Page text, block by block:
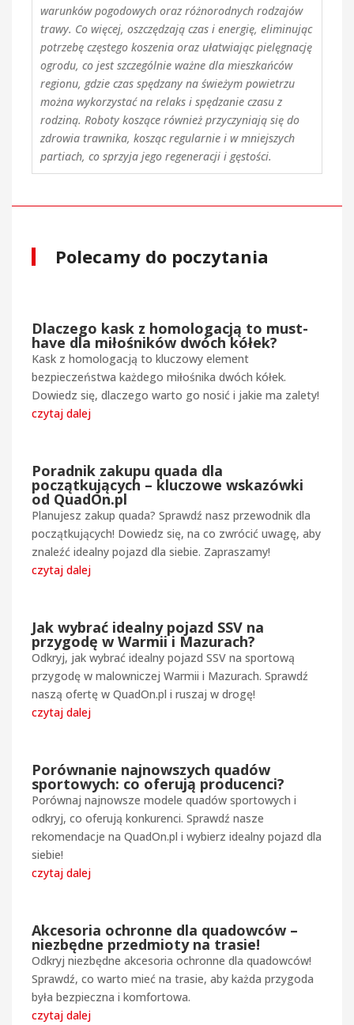
warunków pogodowych oraz różnorodnych rodzajów
trawy. Co więcej, oszczędzają czas i energię, eliminując
potrzebę częstego koszenia oraz ułatwiając pielęgnację
ogrodu, co jest szczególnie ważne dla mieszkańców
regionu, gdzie czas spędzany na świeżym powietrzu
można wykorzystać na relaks i spędzanie czasu z
rodziną. Roboty koszące również przyczyniają się do
zdrowia trawnika, kosząc regularnie i w mniejszych
partiach, co sprzyja jego regeneracji i gęstości.
Polecamy do poczytania
Dlaczego kask z homologacją to must-
have dla miłośników dwóch kółek?
Kask z homologacją to kluczowy element
bezpieczeństwa każdego miłośnika dwóch kółek.
Dowiedz się, dlaczego warto go nosić i jakie ma zalety!
czytaj dalej
Poradnik zakupu quada dla
początkujących – kluczowe wskazówki
od QuadOn.pl
Planujesz zakup quada? Sprawdź nasz przewodnik dla
początkujących! Dowiedz się, na co zwrócić uwagę, aby
znaleźć idealny pojazd dla siebie. Zapraszamy!
czytaj dalej
Jak wybrać idealny pojazd SSV na
przygodę w Warmii i Mazurach?
Odkryj, jak wybrać idealny pojazd SSV na sportową
przygodę w malowniczej Warmii i Mazurach. Sprawdź
naszą ofertę w QuadOn.pl i ruszaj w drogę!
czytaj dalej
Porównanie najnowszych quadów
sportowych: co oferują producenci?
Porównaj najnowsze modele quadów sportowych i
odkryj, co oferują konkurenci. Sprawdź nasze
rekomendacje na QuadOn.pl i wybierz idealny pojazd dla
siebie!
czytaj dalej
Akcesoria ochronne dla quadowców –
niezbędne przedmioty na trasie!
Odkryj niezbędne akcesoria ochronne dla quadowców!
Sprawdź, co warto mieć na trasie, aby każda przygoda
była bezpieczna i komfortowa.
czytaj dalej